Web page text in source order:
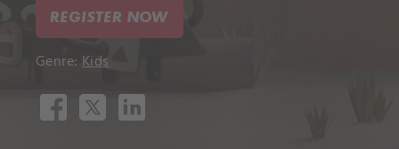
REGISTER NOW
Genre: Kids